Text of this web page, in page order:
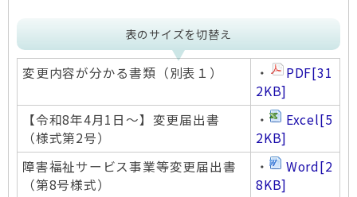
表のサイズを切替え
変更内容が分かる書類（別表１） ・ PDF[31
2KB]
【令和8年4月1日～】変更届出書
（様式第2号）
・ Excel[5
2KB]
障害福祉サービス事業等変更届出書
（第8号様式）
・ Word[2
8KB]